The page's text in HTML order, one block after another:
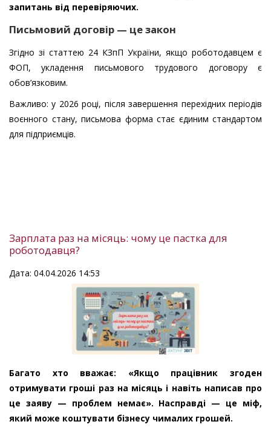
запитань від перевіряючих.
Письмовий договір — це закон
Згідно зі статтею 24 КЗпП України, якщо роботодавцем є
ФОП, укладення письмового трудового договору є
обов’язковим.
Важливо: у 2026 році, після завершення перехідних періодів
воєнного стану, письмова форма стає єдиним стандартом
для підприємців.
Зарплата раз на місяць: чому це пастка для
роботодавця?
Дата: 04.04.2026 14:53
Багато хто вважає: «Якщо працівник згоден
отримувати гроші раз на місяць і навіть написав про
це заяву — проблем немає». Насправді — це міф,
який може коштувати бізнесу чималих грошей.